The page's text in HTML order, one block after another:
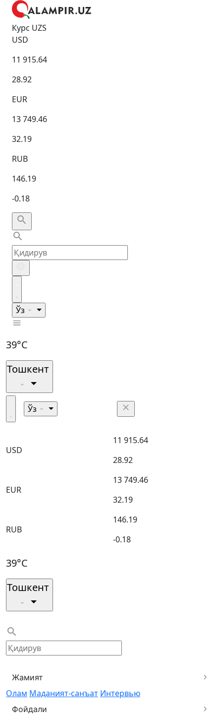
Курс UZS
USD
11 915.64
28.92
EUR
13 749.46
32.19
RUB
146.19
-0.18
Ўз
39°C
Тошкент
Ўз
USD
11 915.64
28.92
EUR
13 749.46
32.19
RUB
146.19
-0.18
39°C
Тошкент
Жамият
Олам Маданият-санъат Интервью
Фойдали